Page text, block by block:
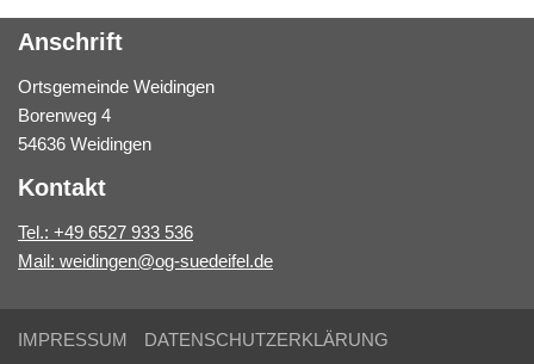
Anschrift
Ortsgemeinde Weidingen
Borenweg 4
54636 Weidingen
Kontakt
Tel.: +49 6527 933 536
Mail: weidingen@og-suedeifel.de
IMPRESSUM DATENSCHUTZERKLÄRUNG